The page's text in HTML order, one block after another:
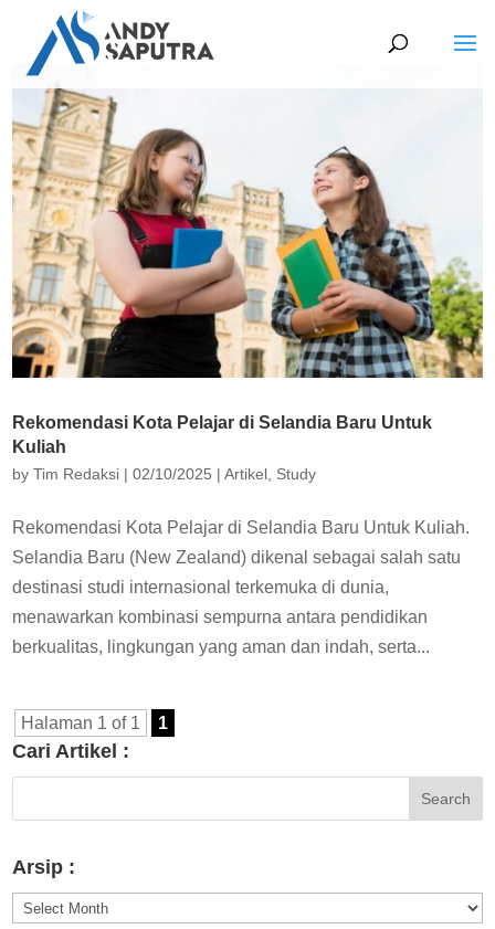
Rekomendasi Kota Pelajar di Selandia Baru Untuk
Kuliah
byTim Redaksi |02/10/2025 |Artikel Study
Rekomendasi Kota Pelajar di Selandia Baru Untuk Kuliah.
Selandia Baru (New Zealand) dikenal sebagai salah satu
destinasi studi internasional terkemuka di dunia,
menawarkan kombinasi sempurna antara pendidikan
berkualitas, lingkungan yang aman dan indah, serta...
Halaman 1 of 1 1
Cari Artikel :
Arsip :
Arsip